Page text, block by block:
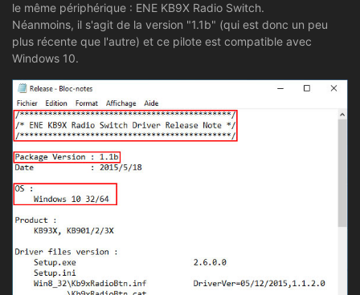
le même périphérique : ENE KB9X Radio Switch.
Néanmoins, il s'agit de la version "1.1b" (qui est donc un peu
plus récente que l'autre) et ce pilote est compatible avec
Windows 10.